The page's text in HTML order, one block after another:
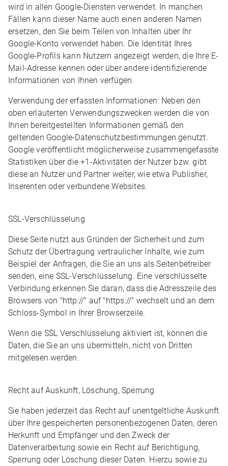
wird in allen Google-Diensten verwendet. In manchen
Fällen kann dieser Name auch einen anderen Namen
ersetzen, den Sie beim Teilen von Inhalten über Ihr
Google-Konto verwendet haben. Die Identität Ihres
Google-Profils kann Nutzern angezeigt werden, die Ihre E-
Mail-Adresse kennen oder über andere identifizierende
Informationen von Ihnen verfügen.
Verwendung der erfassten Informationen: Neben den
oben erläuterten Verwendungszwecken werden die von
Ihnen bereitgestellten Informationen gemäß den
geltenden Google-Datenschutzbestimmungen genutzt.
Google veröffentlicht möglicherweise zusammengefasste
Statistiken über die +1-Aktivitäten der Nutzer bzw. gibt
diese an Nutzer und Partner weiter, wie etwa Publisher,
Inserenten oder verbundene Websites.
SSL-Verschlüsselung
Diese Seite nutzt aus Gründen der Sicherheit und zum
Schutz der Übertragung vertraulicher Inhalte, wie zum
Beispiel der Anfragen, die Sie an uns als Seitenbetreiber
senden, eine SSL-Verschlüsselung. Eine verschlüsselte
Verbindung erkennen Sie daran, dass die Adresszeile des
Browsers von "http://" auf "https://" wechselt und an dem
Schloss-Symbol in Ihrer Browserzeile.
Wenn die SSL Verschlüsselung aktiviert ist, können die
Daten, die Sie an uns übermitteln, nicht von Dritten
mitgelesen werden.
Recht auf Auskunft, Löschung, Sperrung
Sie haben jederzeit das Recht auf unentgeltliche Auskunft
über Ihre gespeicherten personenbezogenen Daten, deren
Herkunft und Empfänger und den Zweck der
Datenverarbeitung sowie ein Recht auf Berichtigung,
Sperrung oder Löschung dieser Daten. Hierzu sowie zu